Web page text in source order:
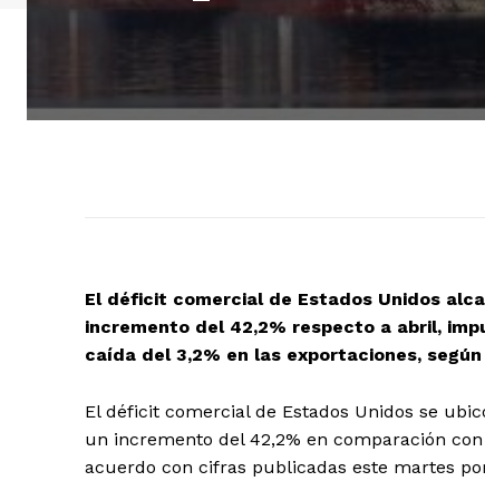
El déficit comercial de Estados Unidos
incremento del 42,2% respecto a abril,
caída del 3,2% en las exportaciones,
El déficit comercial de Estados Unidos se
un incremento del 42,2% en comparación
acuerdo con cifras publicadas este martes